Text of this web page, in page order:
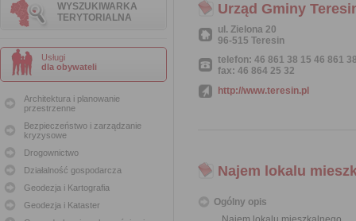
WYSZUKIWARKA
TERYTORIALNA
Usługi
dla obywateli
Architektura i planowanie
przestrzenne
Bezpieczeństwo i zarządzanie
kryzysowe
Drogownictwo
Działalność gospodarcza
Geodezja i Kartografia
Geodezja i Kataster
Urząd Gminy
ul. Zielona 20
96-515 Teresin
telefon: 46 861 38 15 46 861
fax: 46 864 25 32
http://www.teresin.pl
Najem lokalu
Ogólny opis